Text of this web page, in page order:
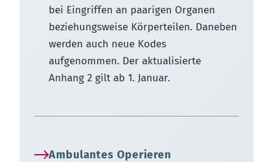
bei Eingriffen an paarigen Organen
beziehungsweise Körperteilen. Daneben
werden auch neue Kodes
aufgenommen. Der aktualisierte
Anhang 2 gilt ab 1. Januar.
Ambulantes Operieren